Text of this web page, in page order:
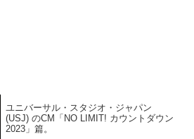
ユニバーサル・スタジオ・ジャパン
(USJ) のCM「NO LIMIT! カウントダウン
2023」篇。